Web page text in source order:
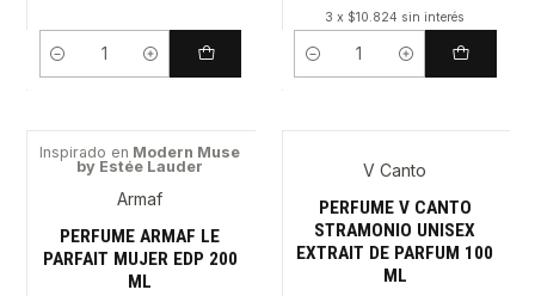
Cantidad
3 x $10.824 sin interés
Cantidad
-44%
Inspirado en Modern Muse
by Estée Lauder
Armaf
PERFUME ARMAF LE
PARFAIT MUJER EDP 200
ML
V Canto
PERFUME V CANTO
STRAMONIO UNISEX
EXTRAIT DE PARFUM 100
ML